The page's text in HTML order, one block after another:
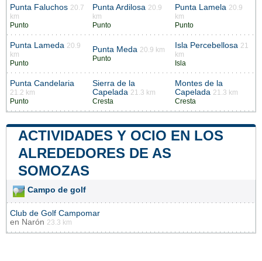
Punta Faluchos 20.7
km
Punto
Punta Ardilosa 20.9
km
Punto
Punta Lamela 20.9
km
Punto
Punta Lameda 20.9
km
Punto
Punta Meda 20.9 km
Punto
Isla Percebellosa 21
km
Isla
Punta Candelaria
21.2 km
Punto
Sierra de la
Capelada 21.3 km
Cresta
Montes de la
Capelada 21.3 km
Cresta
ACTIVIDADES Y OCIO EN LOS
ALREDEDORES DE AS
SOMOZAS
Campo de golf
Club de Golf Campomar
en Narón 23.3 km